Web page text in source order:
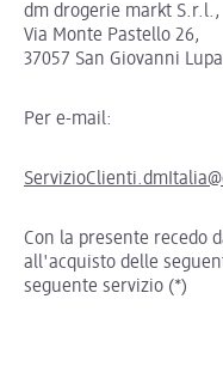
dm drogerie markt S.r.l.,
Via Monte Pastello 26,
37057 San Giovanni
Per e-
Con la presente recedo
all'acquisto delle
seguente servizio (*)